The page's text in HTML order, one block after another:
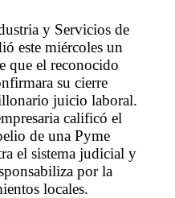
y Servicios de
este miércoles un
que el reconocido
su cierre
juicio laboral.
calificó el
de una Pyme
el sistema judicial y
por la
locales.